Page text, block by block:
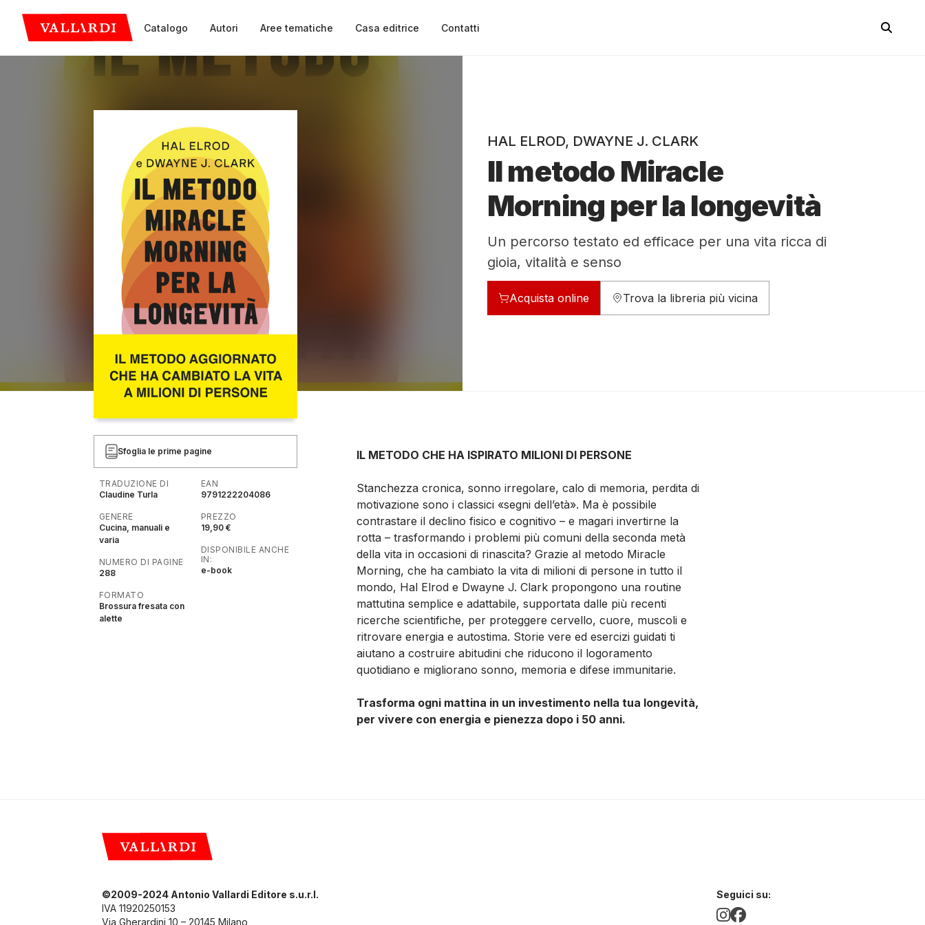
Catalogo Autori Aree tematiche Casa editrice Contatti
HAL ELROD, DWAYNE J. CLARK
Il metodo Miracle
Morning per la longevità
Un percorso testato ed efficace per una vita ricca di
gioia, vitalità e senso
Acquista online Trova la libreria più vicina
Sfoglia le prime pagine
TRADUZIONE DI
Claudine Turla
GENERE
Cucina, manuali e
varia
NUMERO DI PAGINE
288
FORMATO
Brossura fresata con
alette
EAN
9791222204086
PREZZO
19,90 €
DISPONIBILE ANCHE
IN:
e-book
IL METODO CHE HA ISPIRATO MILIONI DI PERSONE
Stanchezza cronica, sonno irregolare, calo di memoria, perdita di
motivazione sono i classici «segni dell’età». Ma è possibile
contrastare il declino fisico e cognitivo – e magari invertirne la
rotta – trasformando i problemi più comuni della seconda metà
della vita in occasioni di rinascita? Grazie al metodo Miracle
Morning, che ha cambiato la vita di milioni di persone in tutto il
mondo, Hal Elrod e Dwayne J. Clark propongono una routine
mattutina semplice e adattabile, supportata dalle più recenti
ricerche scientifiche, per proteggere cervello, cuore, muscoli e
ritrovare energia e autostima. Storie vere ed esercizi guidati ti
aiutano a costruire abitudini che riducono il logoramento
quotidiano e migliorano sonno, memoria e difese immunitarie.
Trasforma ogni mattina in un investimento nella tua longevità,
per vivere con energia e pienezza dopo i 50 anni.
©2009-2024 Antonio Vallardi Editore s.u.r.l.
IVA 11920250153
Via Gherardini 10 – 20145 Milano
Seguici su: